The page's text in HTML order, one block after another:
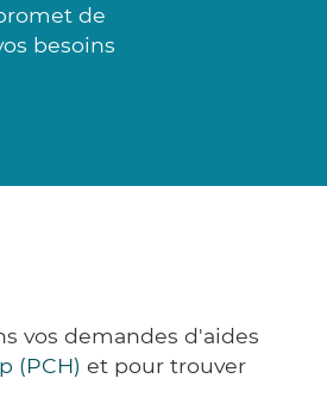
de
besoins
vos demandes d'aides
(PCH) et pour trouver